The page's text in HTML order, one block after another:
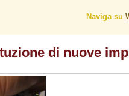
Naviga su
di nuove